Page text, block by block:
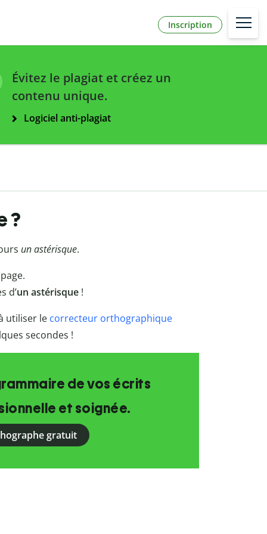
Inscription
Évitez le plagiat et créez un
contenu unique.
Logiciel anti-plagiat
?
un astérisque.
d’un astérisque!
utiliser le correcteur orthographique
secondes !
de vos écrits
et soignée.
gratuit